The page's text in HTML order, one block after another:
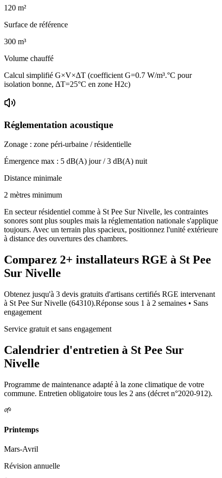
120 m²
Surface de référence
300 m³
Volume chauffé
Calcul simplifié G×V×ΔT (coefficient G=0.7 W/m³.°C pour
isolation bonne, ΔT=25°C en zone H2c)
Réglementation acoustique
Zonage : zone péri-urbaine / résidentielle
Émergence max : 5 dB(A) jour /3 dB(A) nuit
Distance minimale
2 mètres minimum
En secteur résidentiel comme à St Pee Sur Nivelle, les contraintes
sonores sont plus souples mais la réglementation nationale s'applique
toujours. Avec un terrain plus spacieux, positionnez l'unité extérieure
à distance des ouvertures des chambres.
Comparez 2+ installateurs RGE à St Pee
Sur Nivelle
Obtenez jusqu'à 3 devis gratuits d'artisans certifiés RGE intervenant
à St Pee Sur Nivelle (64310).Réponse sous 1 à 2 semaines • Sans
engagement
Service gratuit et sans engagement
Calendrier d'entretien à St Pee Sur
Nivelle
Programme de maintenance adapté à la zone climatique de votre
commune. Entretien obligatoire tous les 2 ans (décret n°2020-912).
🌱
Printemps
Mars-Avril
Révision annuelle